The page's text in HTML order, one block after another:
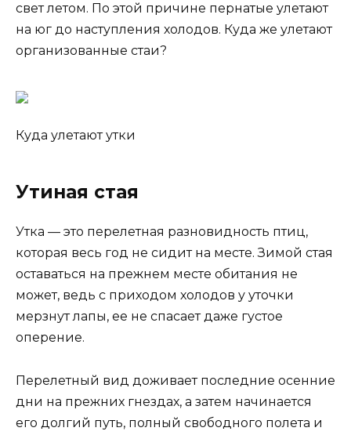
свет летом. По этой причине пернатые улетают
на юг до наступления холодов. Куда же улетают
организованные стаи?
Куда улетают утки
Утиная стая
Утка — это перелетная разновидность птиц,
которая весь год не сидит на месте. Зимой стая
оставаться на прежнем месте обитания не
может, ведь с приходом холодов у уточки
мерзнут лапы, ее не спасает даже густое
оперение.
Перелетный вид доживает последние осенние
дни на прежних гнездах, а затем начинается
его долгий путь, полный свободного полета и